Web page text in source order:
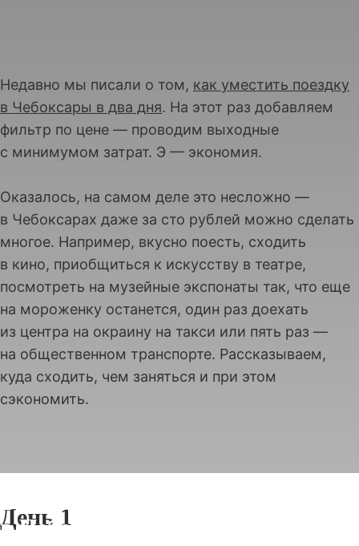
в Чебоксарах:
Недавно мы писали о том, как уместить поездку
в Чебоксары в два дня. На этот раз добавляем
фильтр по цене — проводим выходные
с минимумом затрат. Э — экономия.
Оказалось, на самом деле это несложно —
в Чебоксарах даже за сто рублей можно сделать
многое. Например, вкусно поесть, сходить
в кино, приобщиться к искусству в театре,
посмотреть на музейные экспонаты так, что еще
на мороженку останется, один раз доехать
из центра на окраину на такси или пять раз —
на общественном транспорте. Рассказываем,
куда сходить, чем заняться и при этом
сэкономить.
День 1